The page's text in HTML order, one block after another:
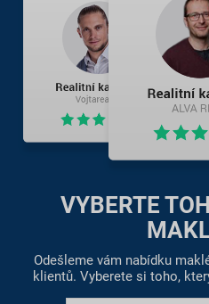
VYBERTE
Odešleme vám nabídku
klientů. Vyberete si toho,